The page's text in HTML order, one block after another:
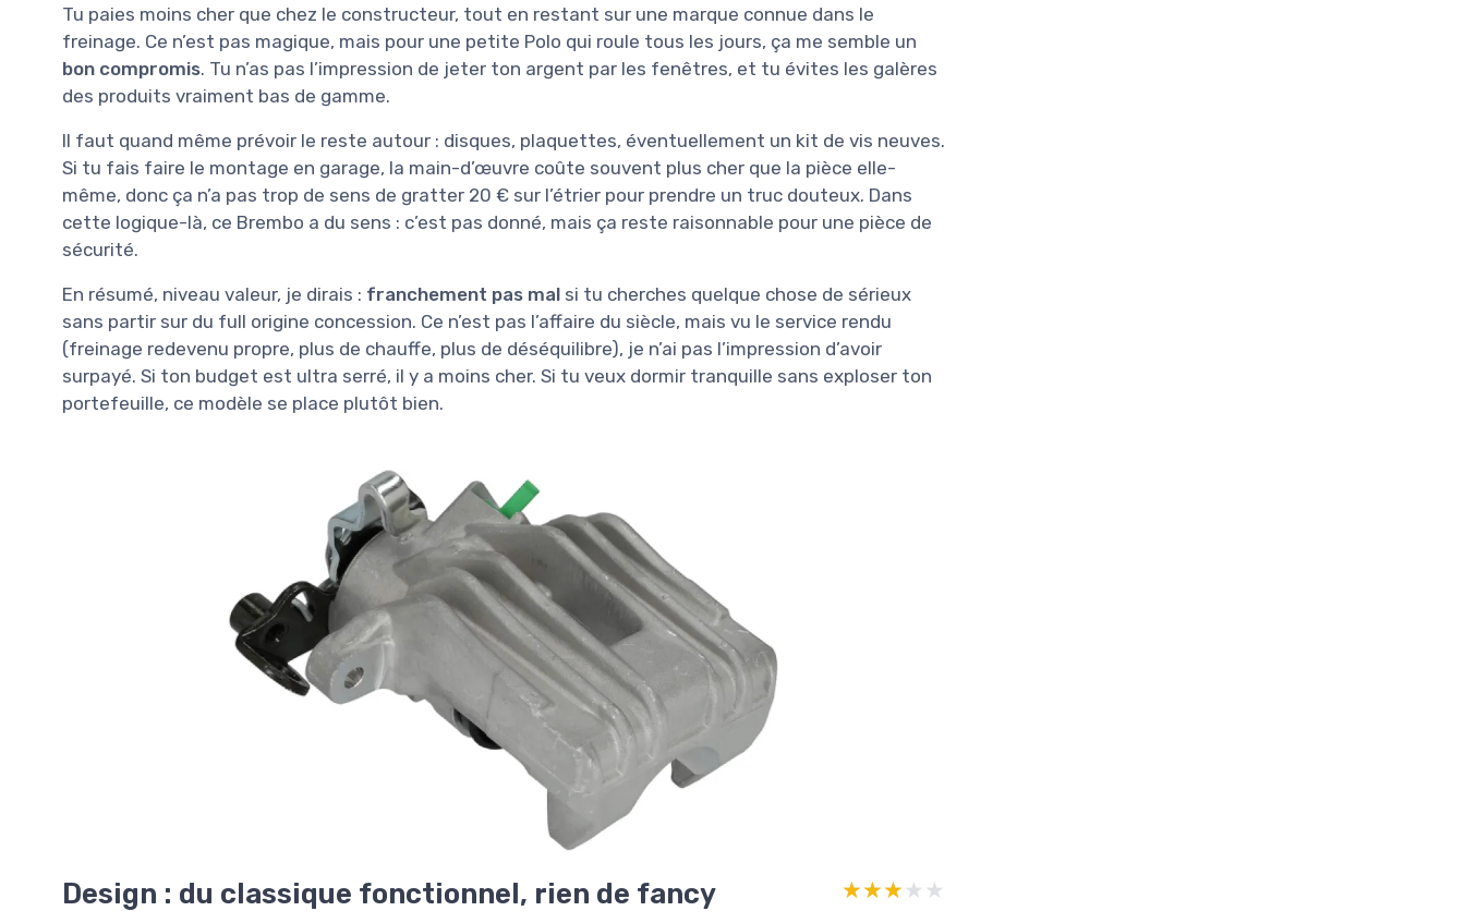
Tu paies moins cher que chez le constructeur, tout en restant sur une marque connue dans le
freinage. Ce n’est pas magique, mais pour une petite Polo qui roule tous les jours, ça me semble un
bon compromis. Tu n’as pas l’impression de jeter ton argent par les fenêtres, et tu évites les galères
des produits vraiment bas de gamme.
Il faut quand même prévoir le reste autour : disques, plaquettes, éventuellement un kit de vis neuves.
Si tu fais faire le montage en garage, la main-d’œuvre coûte souvent plus cher que la pièce elle-
même, donc ça n’a pas trop de sens de gratter 20 € sur l’étrier pour prendre un truc douteux. Dans
cette logique-là, ce Brembo a du sens : c’est pas donné, mais ça reste raisonnable pour une pièce de
sécurité.
En résumé, niveau valeur, je dirais : franchement pas mal si tu cherches quelque chose de sérieux
sans partir sur du full origine concession. Ce n’est pas l’affaire du siècle, mais vu le service rendu
(freinage redevenu propre, plus de chauffe, plus de déséquilibre), je n’ai pas l’impression d’avoir
surpayé. Si ton budget est ultra serré, il y a moins cher. Si tu veux dormir tranquille sans exploser ton
portefeuille, ce modèle se place plutôt bien.
Design : du classique fonctionnel, rien de fancy ★★★★★
★★★★★